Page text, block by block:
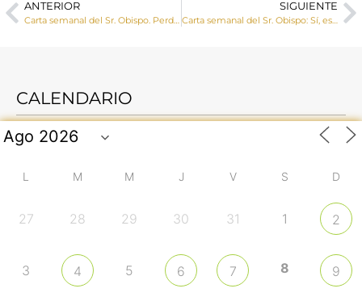
ANTERIOR
Carta semanal del Sr. Obispo. Perdida la idea de Dios Creador y del hombre como criatura, se destruyen “los fundamentos mismos de la vida humana y cristiana”
SIGUIENTE
Carta semanal del Sr. Obispo: Sí, están en juego “los fundamentos mismos de la vida humana y cristiana”
CALENDARIO
L M M J V S D
27 28 29 30 31 1 2
3 4 5 6 7 8 9